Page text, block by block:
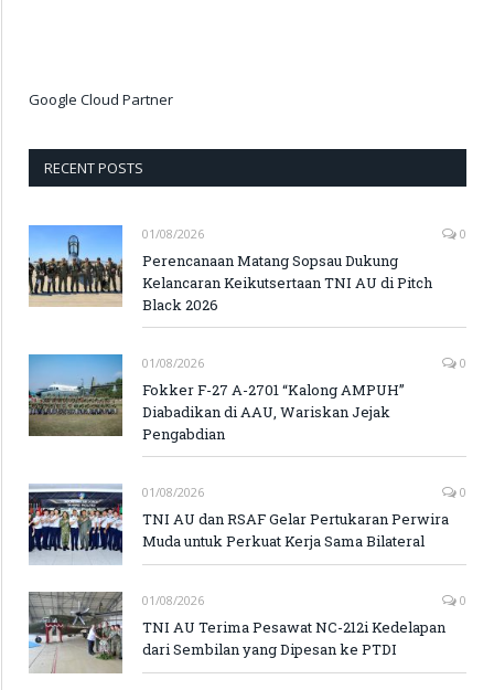
Google Cloud Partner
RECENT POSTS
01/08/2026 0
Perencanaan Matang Sopsau Dukung
Kelancaran Keikutsertaan TNI AU di Pitch
Black 2026
01/08/2026 0
Fokker F-27 A-2701 “Kalong AMPUH”
Diabadikan di AAU, Wariskan Jejak
Pengabdian
01/08/2026 0
TNI AU dan RSAF Gelar Pertukaran Perwira
Muda untuk Perkuat Kerja Sama Bilateral
01/08/2026 0
TNI AU Terima Pesawat NC-212i Kedelapan
dari Sembilan yang Dipesan ke PTDI